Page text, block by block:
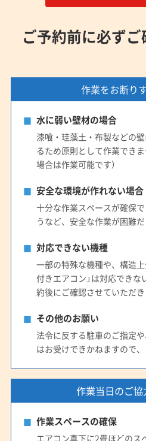
ご予約前に必ずご
作業をお断り
水に弱い壁材の場合
漆喰・珪藻土・布製などの
るため原則として作業でき
場合は作業可能です）
安全な環境が作れない場合
十分な作業スペースが確保
うなど、安全な作業が困難だ
対応できない機種
一部の特殊な機種や、構造
付きエアコン」は対応でき
約後にご確認させていただき
その他のお願い
法令に反する駐車のご指定
はお受けできかねますので、
作業当日のご
作業スペースの確保
エアコン真下に2畳ほどのス